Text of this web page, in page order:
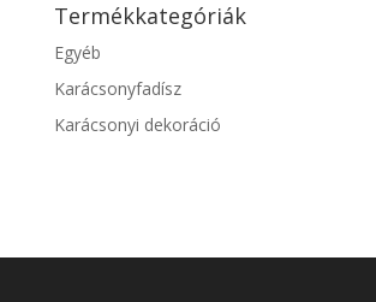
Termékkategóriák
Egyéb
Karácsonyfadísz
Karácsonyi dekoráció